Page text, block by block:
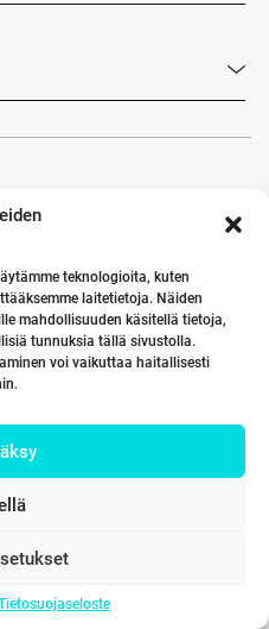
teknologioita, kuten
laitetietoja. Näiden
mahdollisuuden käsitellä tietoja,
tunnuksia tällä sivustolla.
voi vaikuttaa haitallisesti